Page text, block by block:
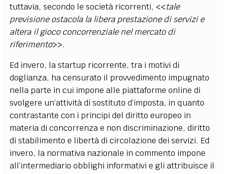
tuttavia, secondo le società ricorrenti, <<tale
previsione ostacola la libera prestazione di servizi e
altera il gioco concorrenziale nel mercato di
riferimento>>.
Ed invero, la startup ricorrente, tra i motivi di
doglianza, ha censurato il provvedimento impugnato
nella parte in cui impone alle piattaforme online di
svolgere un’attività di sostituto d’imposta, in quanto
contrastante con i principi del diritto europeo in
materia di concorrenza e non discriminazione, diritto
di stabilimento e libertà di circolazione dei servizi. Ed
invero, la normativa nazionale in commento impone
all’intermediario obblighi informativi e gli attribuisce il